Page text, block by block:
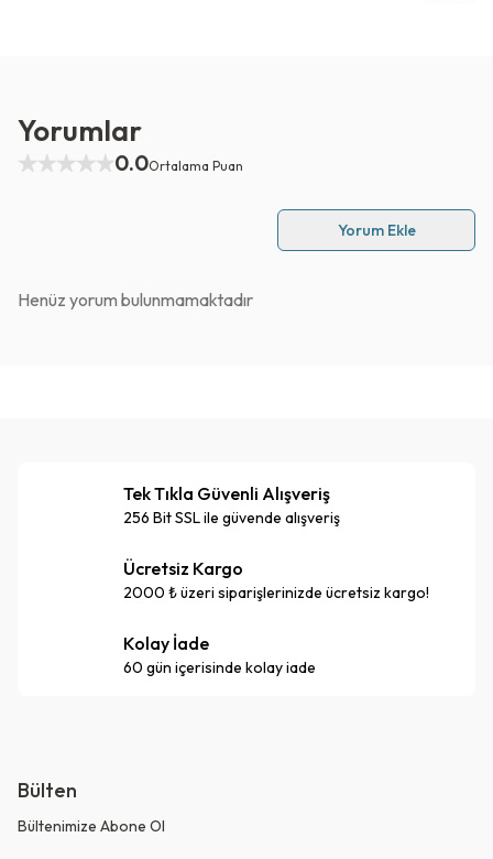
Yorumlar
0.0Ortalama Puan
Yorum Ekle
Henüz yorum bulunmamaktadır
Tek Tıkla Güvenli Alışveriş
256 Bit SSL ile güvende alışveriş
Ücretsiz Kargo
2000 ₺ üzeri siparişlerinizde ücretsiz kargo!
Kolay İade
60 gün içerisinde kolay iade
Bülten
Bültenimize Abone Ol